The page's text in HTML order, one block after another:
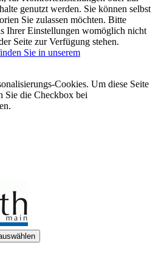
genutzt werden. Sie können selbst
Sie zulassen möchten. Bitte
Ihrer Einstellungen womöglich nicht
Seite zur Verfügung stehen.
Sie in unserem
Cookies. Um diese Seite
Sie die Checkbox bei